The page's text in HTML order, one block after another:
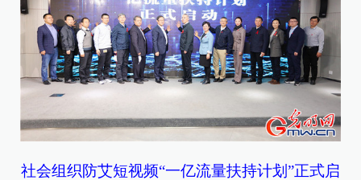
社会组织防艾短视频“一亿流量扶持计划”正式启